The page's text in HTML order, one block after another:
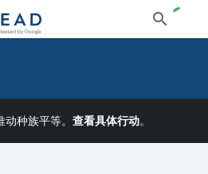
种族平等。 查看具体行动。